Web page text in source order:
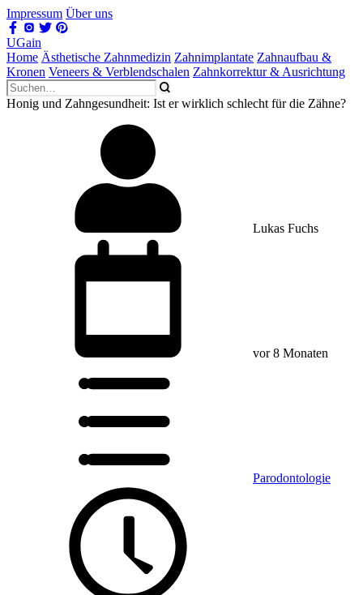
Impressum Über uns
UGain
Home Ästhetische Zahnmedizin Zahnimplantate Zahnaufbau &
Kronen Veneers & Verblendschalen Zahnkorrektur & Ausrichtung
Honig und Zahngesundheit: Ist er wirklich schlecht für die Zähne?
Lukas Fuchs
vor 8 Monaten
Parodontologie